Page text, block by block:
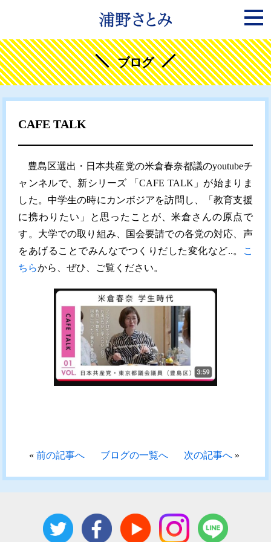
ブログ
CAFE TALK
豊島区選出・日本共産党の米倉春奈都議のyoutubeチ
ャンネルで、新シリーズ 「CAFE TALK」が始まりま
した。中学生の時にカンボジアを訪問し、「教育支援
に携わりたい」と思ったことが、米倉さんの原点で
す。大学での取り組み、国会要請での各党の対応、声
をあげることでみんなでつくりだした変化など..。
こ
ちらから、ぜひ、ご覧ください。
«前の記事へ ブログの一覧へ 次の記事へ»